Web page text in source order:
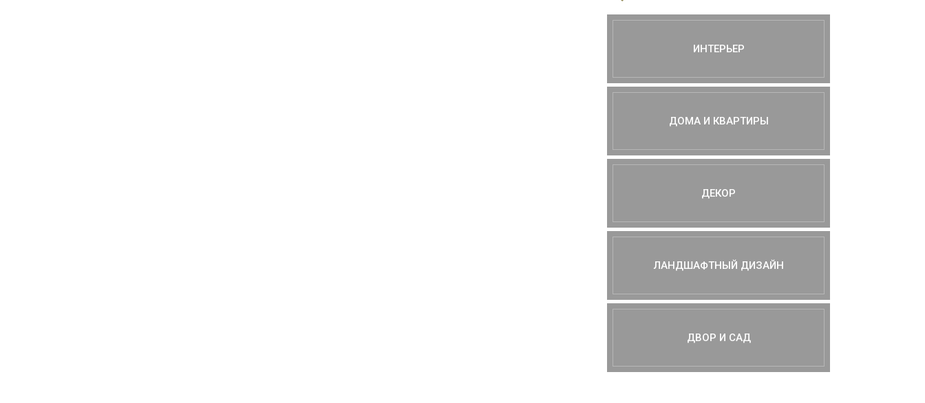
ИНТЕРЬЕР
ДОМА И КВАРТИРЫ
ДЕКОР
ЛАНДШАФТНЫЙ ДИЗАЙН
ДВОР И САД